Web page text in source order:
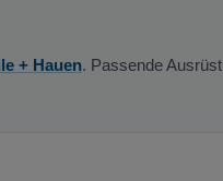
+ Hauen. Passende